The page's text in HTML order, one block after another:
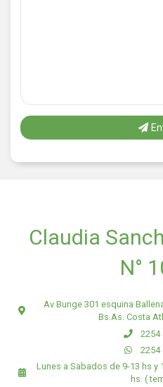
Claudia
N°
Av Bunge 301 esquina
Bs.As. Costa
2254
2254
Lunes a Sabados de 9-13 hs y
hs. (